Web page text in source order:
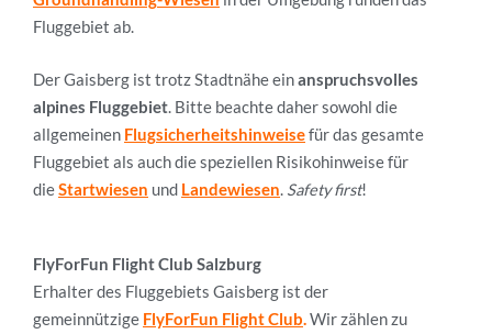
Fluggebiet ab.
Der Gaisberg ist trotz Stadtnähe einanspruchsvolles
alpines Fluggebiet. Bitte beachte daher sowohl die
allgemeinen Flugsicherheitshinweisefür das gesamte
Fluggebiet als auch die speziellen Risikohinweise für
dieStartwiesen und Landewiesen. Safety first!
FlyForFun Flight Club Salzburg
Erhalter des Fluggebiets Gaisberg ist der
gemeinnützige FlyForFun Flight Club.Wir zählen zu